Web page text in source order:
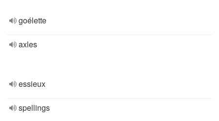
goélette
axles
essieux
spellings